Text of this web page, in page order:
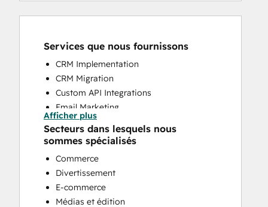
Services que nous fournissons
CRM Implementation
CRM Migration
Custom API Integrations
Email Marketing
Sales and Marketing Alignment
Sales Enablement
Afficher plus
Secteurs dans lesquels nous
sommes spécialisés
Commerce
Divertissement
E-commerce
Médias et édition